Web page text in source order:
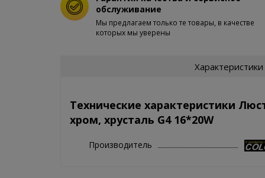
обслуживание
Мы предлагаем только те товары, в качестве
которых мы уверены
Характеристики
Технические характеристики
хром, хрусталь G4 16*20W
Производитель